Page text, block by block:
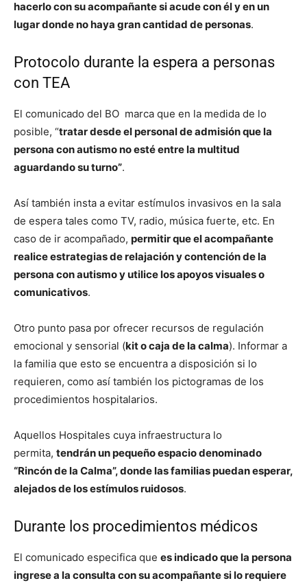
hacerlo con su acompañante si acude con él y en un
lugar donde no haya gran cantidad de personas.
Protocolo durante la espera a personas
con TEA
El comunicado del BO marca que en la medida de lo
posible, “tratar desde el personal de admisión que la
persona con autismo no esté entre la multitud
aguardando su turno”.
Así también insta a evitar estímulos invasivos en la sala
de espera tales como TV, radio, música fuerte, etc. En
caso de ir acompañado, permitir que el acompañante
realice estrategias de relajación y contención de la
persona con autismo y utilice los apoyos visuales o
comunicativos.
Otro punto pasa por ofrecer recursos de regulación
emocional y sensorial (kit o caja de la calma). Informar a
la familia que esto se encuentra a disposición si lo
requieren, como así también los pictogramas de los
procedimientos hospitalarios.
Aquellos Hospitales cuya infraestructura lo
permita, tendrán un pequeño espacio denominado
“Rincón de la Calma”, donde las familias puedan esperar,
alejados de los estímulos ruidosos.
Durante los procedimientos médicos
El comunicado especifica que es indicado que la persona
ingrese a la consulta con su acompañante si lo requiere